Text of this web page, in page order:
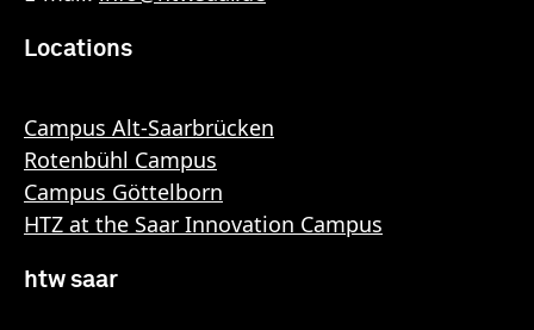
Locations
Campus Alt-Saarbrücken
Rotenbühl Campus
Campus Göttelborn
HTZ at the Saar Innovation Campus
htw saar